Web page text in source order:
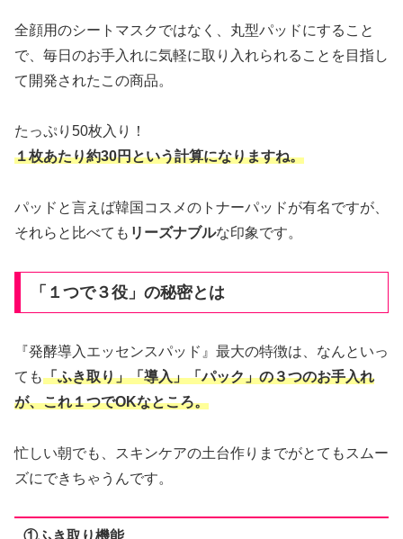
全顔用のシートマスクではなく、丸型パッドにすること
で、毎日のお手入れに気軽に取り入れられることを目指し
て開発されたこの商品。
たっぷり50枚入り！
１枚あたり約30円という計算になりますね。
パッドと言えば韓国コスメのトナーパッドが有名ですが、
それらと比べても リーズナブルな印象です。
「１つで３役」の秘密とは
『発酵導入エッセンスパッド』最大の特徴は、なんといっ
ても「ふき取り」「導入」「パック」の３つのお手入れ
が、これ１つでOKなところ。
忙しい朝でも、スキンケアの土台作りまでがとてもスムー
ズにできちゃうんです。
①ふき取り機能